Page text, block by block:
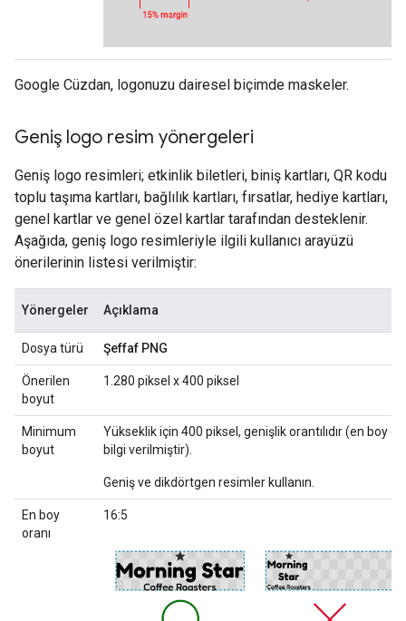
Google Cüzdan, logonuzu dairesel biçimde maskeler.
Geniş logo resim yönergeleri
Geniş logo resimleri; etkinlik biletleri, biniş kartları, QR kodu
toplu taşıma kartları, bağlılık kartları, fırsatlar, hediye kartları,
genel kartlar ve genel özel kartlar tarafından desteklenir.
Aşağıda, geniş logo resimleriyle ilgili kullanıcı arayüzü
önerilerinin listesi verilmiştir:
Yönergeler Açıklama
Dosya türü Şeffaf PNG
Önerilen
boyut
1.280 piksel x 400 piksel
Minimum
boyut
Yükseklik için 400 piksel, genişlik orantılıdır (en boy
bilgi verilmiştir).
Geniş ve dikdörtgen resimler kullanın.
En boy
oranı
16:5